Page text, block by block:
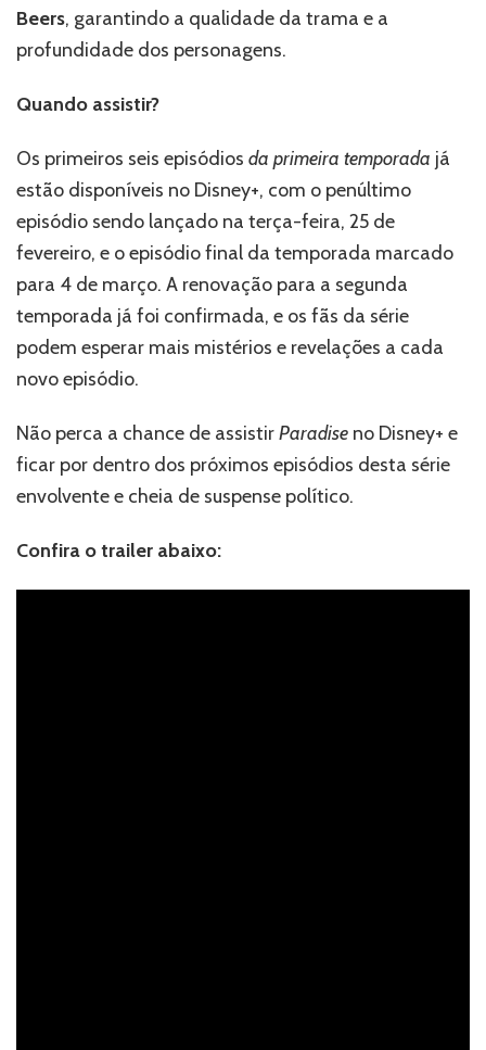
Beers, garantindo a qualidade da trama e a
profundidade dos personagens.
Quando assistir?
Os primeiros seis episódios da primeira temporada já
estão disponíveis no Disney+, com o penúltimo
episódio sendo lançado na terça-feira, 25 de
fevereiro, e o episódio final da temporada marcado
para 4 de março. A renovação para a segunda
temporada já foi confirmada, e os fãs da série
podem esperar mais mistérios e revelações a cada
novo episódio.
Não perca a chance de assistirParadise no Disney+ e
ficar por dentro dos próximos episódios desta série
envolvente e cheia de suspense político.
Confira o trailer abaixo: